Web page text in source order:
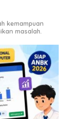
kemampuan
masalah.